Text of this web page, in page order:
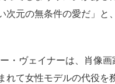
元の無条件の愛だ」と
・ヴェイナーは、肖像
れて女性モデルの代役を